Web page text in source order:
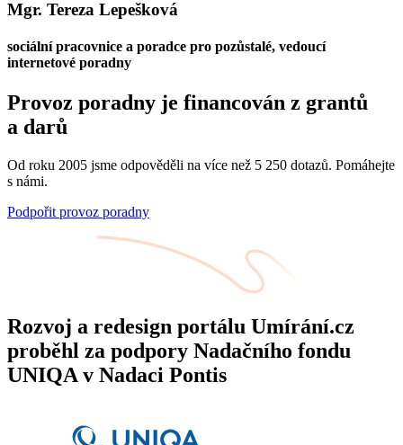
Mgr. Tereza Lepešková
sociální pracovnice a poradce pro pozůstalé, vedoucí
internetové poradny
Provoz poradny je financován z grantů
a darů
Od roku 2005 jsme odpověděli na více než 5 250 dotazů. Pomáhejte
s námi.
Podpořit provoz poradny
Rozvoj a redesign portálu Umírání.cz
proběhl za podpory Nadačního fondu
UNIQA v Nadaci Pontis